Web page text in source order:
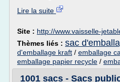
Lire la suite
Site : http://www.vaisselle-
Thèmes liés : sac
d'emballage kraft / emballage
emballage papier recycle /
1001 sacs - Sacs